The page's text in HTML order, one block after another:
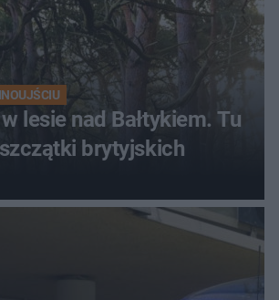
lesie nad Bałtykiem. Tu
brytyjskich